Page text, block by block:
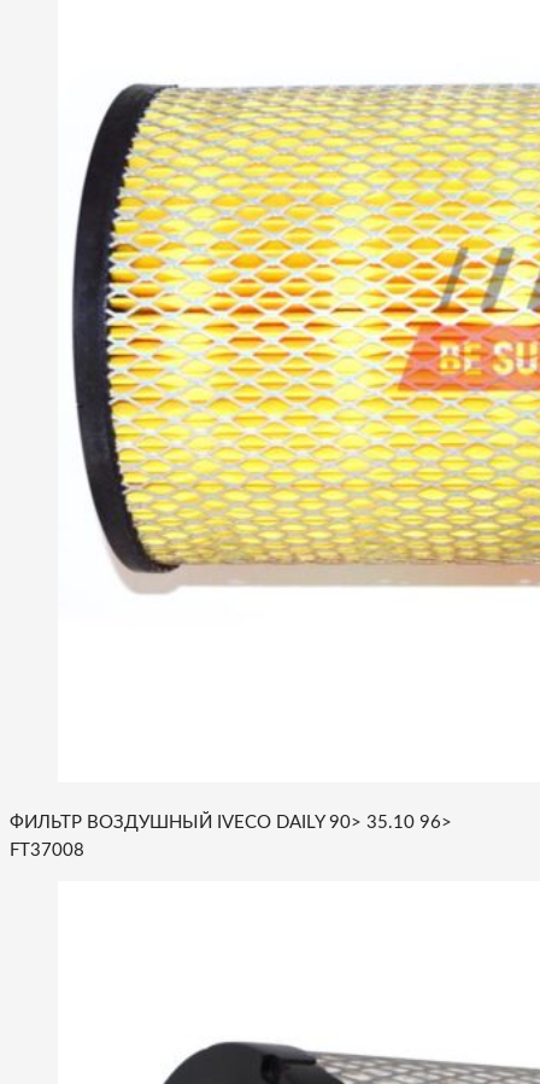
ФИЛЬТР ВОЗДУШНЫЙ IVECO DAILY 90> 35.10 96>
FT37008